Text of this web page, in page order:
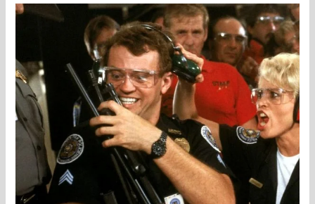
MEEDIAVALVUR:
konservatiivist
konservatnik